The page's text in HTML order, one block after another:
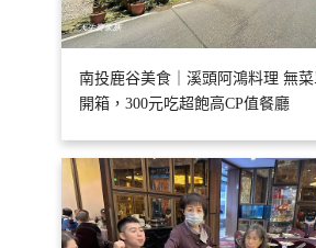
南投鹿谷美食｜溪頭阿鴻料理 無
開箱，300元吃超飽高CP值餐廳